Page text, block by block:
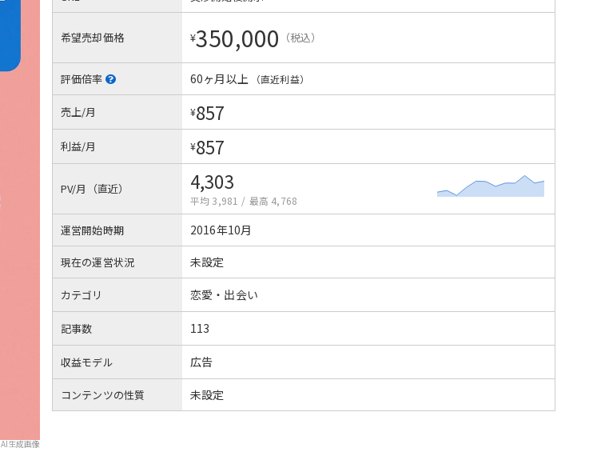
生成画像
希望売却価格 ¥350,000 （税込）
評価倍率 60ヶ月以上 （直近利益）
売上/月 ¥857
利益/月 ¥857
PV/月（直近） 4,303
平均 3,981 / 最高 4,768
運営開始時期 2016年10月
現在の運営状況 未設定
カテゴリ 恋愛・出会い
記事数 113
収益モデル 広告
コンテンツの性質 未設定